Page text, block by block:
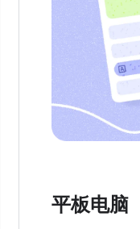
平板电脑